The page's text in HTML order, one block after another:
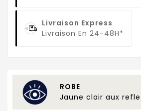
Livraison Express
Livraison En 24-48H*
ROBE
Jaune clair aux